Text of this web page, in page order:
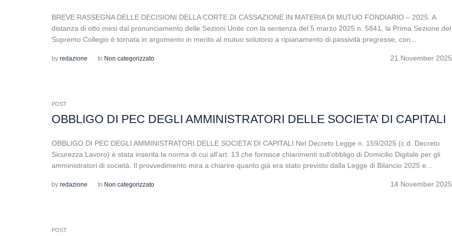
BREVE RASSEGNA DELLE DECISIONI DELLA CORTE DI CASSAZIONE IN MATERIA DI MUTUO FONDIARIO – 2025. A
distanza di otto mesi dal pronunciamento delle Sezioni Unite con la sentenza del 5 marzo 2025 n. 5841, la Prima Sezione del
Supremo Collegio è tornata in argomento in merito al mutuo solutorio a ripianamento di passività pregresse, con...
21 November 2025
by redazione In Non categorizzato
POST
OBBLIGO DI PEC DEGLI AMMINISTRATORI DELLE SOCIETA’ DI CAPITALI
OBBLIGO DI PEC DEGLI AMMINISTRATORI DELLE SOCIETA’ DI CAPITALI Nel Decreto Legge n. 159/2025 (c.d. Decreto
Sicurezza Lavoro) è stata inserita la norma di cui all’art. 13 che fornisce chiarimenti sull’obbligo di Domicilio Digitale per gli
amministratori di società. Il provvedimento mira a chiarire quanto già era stato previsto dalla Legge di Bilancio 2025 e...
14 November 2025
by redazione In Non categorizzato
POST